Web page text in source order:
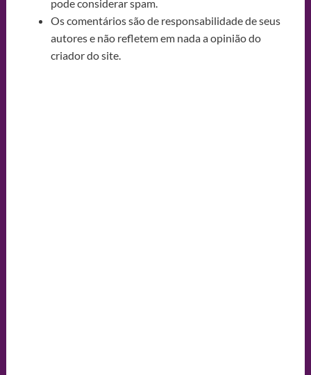
pode considerar spam.
Os comentários são de responsabilidade de seus
autores e não refletem em nada a opinião do
criador do site.